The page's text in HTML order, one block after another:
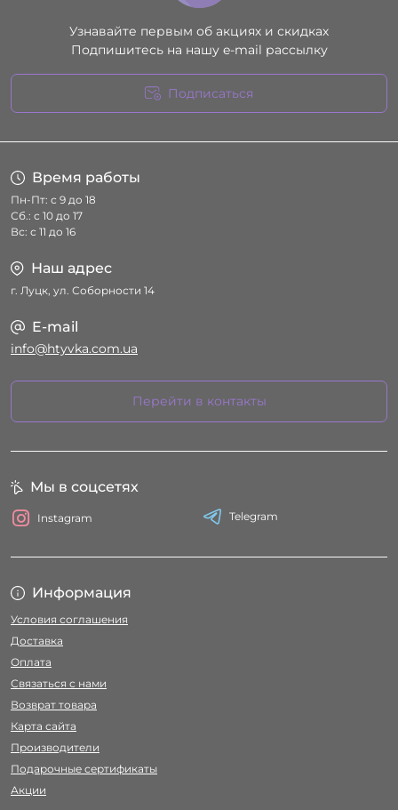
Узнавайте первым об акциях и скидках
Подпишитесь на нашу e-mail рассылку
Подписаться
Время работы
Пн-Пт: с 9 до 18
Сб.: с 10 до 17
Вс: с 11 до 16
Наш адрес
г. Луцк, ул. Соборности 14
E-mail
info@htyvka.com.ua
Перейти в контакты
Информация
Условия соглашения
Доставка
Оплата
Связаться с нами
Возврат товара
Карта сайта
Производители
Подарочные сертификаты
Акции
Мы в соцсетях
Instagram Telegram